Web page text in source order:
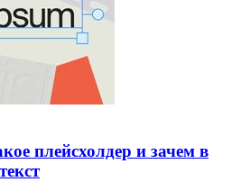
плейсхолдер и зачем в